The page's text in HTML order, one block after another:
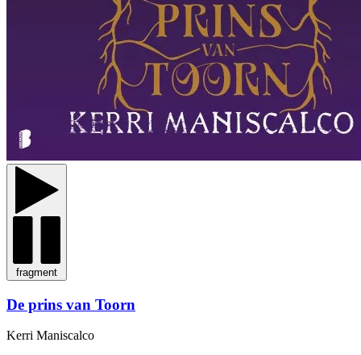
fragment
De prins van Toorn
Kerri Maniscalco